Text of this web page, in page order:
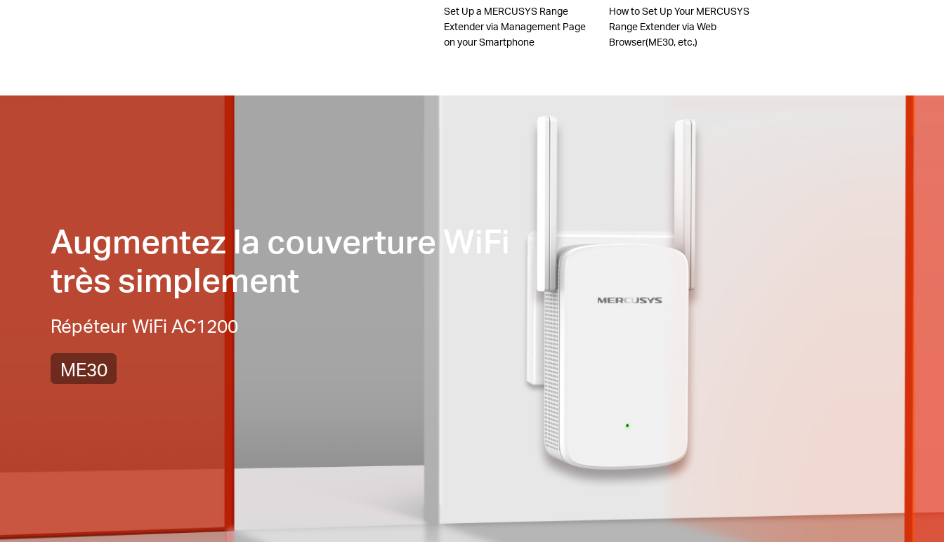
Set Up a MERCUSYS Range
Extender via Management Page
on your Smartphone
How to Set Up Your MERCUSYS
Range Extender via Web
Browser(ME30, etc.)
Augmentez la couverture WiFi
très simplement
Répéteur WiFi AC1200
ME30